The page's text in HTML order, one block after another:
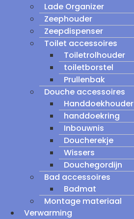
Lade Organizer
Zeephouder
Zeepdispenser
Toilet accessoires
Toiletrolhouder
toiletborstel
Prullenbak
Douche accessoires
Handdoekhouder
handdoekring
Inbouwnis
Doucherekje
Wissers
Douchegordijn
Bad accessoires
Badmat
Montage materiaal
Verwarming